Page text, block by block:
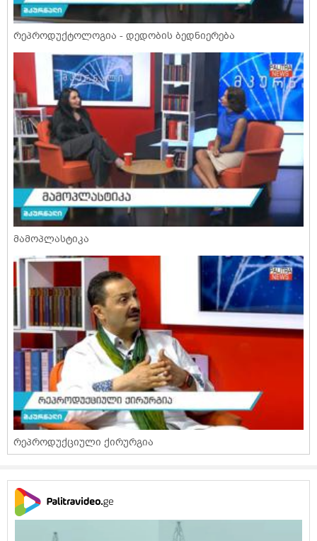
რეპროდუქტოლოგია - დედობის ბედნიერება
მამოპლასტიკა
რეპროდუქციული ქირურგია